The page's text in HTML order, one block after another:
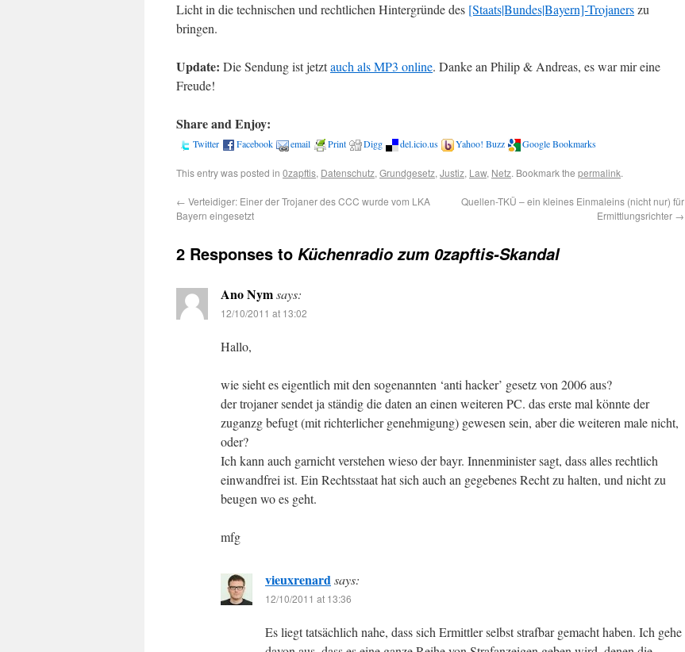
Licht in die technischen und rechtlichen Hintergründe des [Staats|Bundes|Bayern]-Trojanerszu
bringen.
Update: Die Sendung ist jetztauch als MP3 online. Danke an Philip & Andreas, es war mir eine
Freude!
Share and Enjoy:
Twitter Facebook email Print Digg del.icio.us Yahoo! Buzz Google Bookmarks
This entry was posted in 0zapftis, Datenschutz, Grundgesetz, Justiz, Law, Netz. Bookmark the permalink.
← Verteidiger: Einer der Trojaner des CCC wurde vom LKA
Bayern eingesetzt
Quellen-TKÜ – ein kleines Einmaleins (nicht nur) für
Ermittlungsrichter →
2 Responses to Küchenradio zum 0zapftis-Skandal
Ano Nymsays:
12/10/2011 at 13:02
Hallo,
wie sieht es eigentlich mit den sogenannten ‘anti hacker’ gesetz von 2006 aus?
der trojaner sendet ja ständig die daten an einen weiteren PC. das erste mal könnte der
zuganzg befugt (mit richterlicher genehmigung) gewesen sein, aber die weiteren male nicht,
oder?
Ich kann auch garnicht verstehen wieso der bayr. Innenminister sagt, dass alles rechtlich
einwandfrei ist. Ein Rechtsstaat hat sich auch an gegebenes Recht zu halten, und nicht zu
beugen wo es geht.
mfg
vieuxrenardsays:
12/10/2011 at 13:36
Es liegt tatsächlich nahe, dass sich Ermittler selbst strafbar gemacht haben. Ich gehe